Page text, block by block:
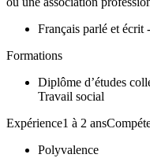
Français parlé et écrit
Formations
Diplôme d’études
Travail social
Expérience1 à 2
Polyvalence